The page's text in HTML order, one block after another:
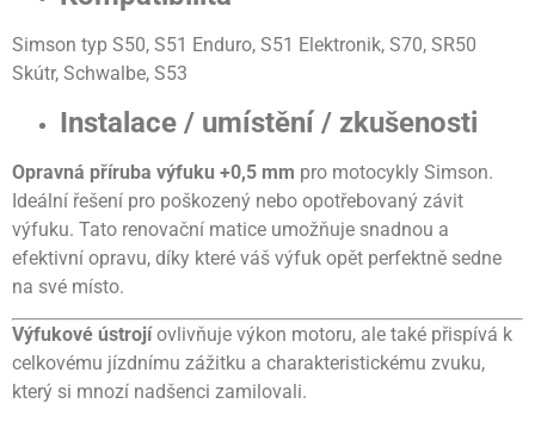
Simson typ S50, S51 Enduro, S51 Elektronik, S70, SR50
Skútr, Schwalbe, S53
Instalace / umístění / zkušenosti
Opravná příruba výfuku +0,5 mm pro motocykly Simson.
Ideální řešení pro poškozený nebo opotřebovaný závit
výfuku. Tato renovační matice umožňuje snadnou a
efektivní opravu, díky které váš výfuk opět perfektně sedne
na své místo.
Výfukové ústrojíovlivňuje výkon motoru, ale také přispívá k
celkovému jízdnímu zážitku a charakteristickému zvuku,
který si mnozí nadšenci zamilovali.